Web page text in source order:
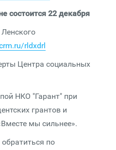
состоится 22 декабря
rldxdrl
Центра социальных
НКО "Гарант" при
грантов и
мы сильнее».
по